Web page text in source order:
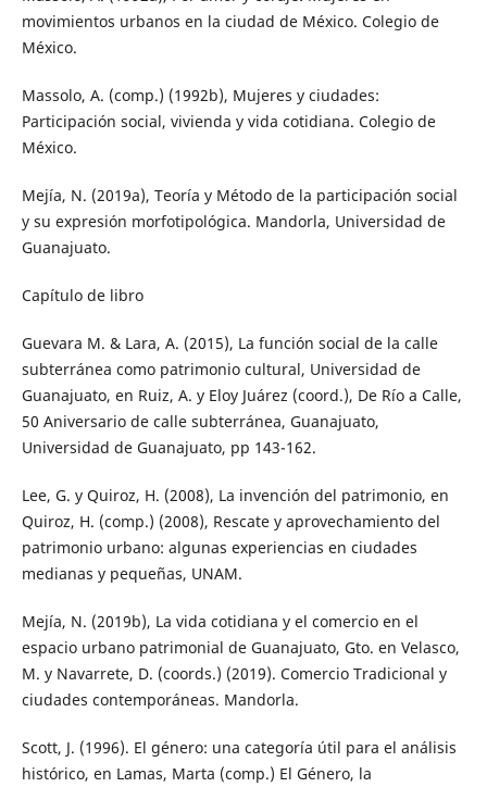
movimientos urbanos en la ciudad de México. Colegio de
México.
Massolo, A. (comp.) (1992b), Mujeres y ciudades:
Participación social, vivienda y vida cotidiana. Colegio de
México.
Mejía, N. (2019a), Teoría y Método de la participación social
y su expresión morfotipológica. Mandorla, Universidad de
Guanajuato.
Capítulo de libro
Guevara M. & Lara, A. (2015), La función social de la calle
subterránea como patrimonio cultural, Universidad de
Guanajuato, en Ruiz, A. y Eloy Juárez (coord.), De Río a Calle,
50 Aniversario de calle subterránea, Guanajuato,
Universidad de Guanajuato, pp 143-162.
Lee, G. y Quiroz, H. (2008), La invención del patrimonio, en
Quiroz, H. (comp.) (2008), Rescate y aprovechamiento del
patrimonio urbano: algunas experiencias en ciudades
medianas y pequeñas, UNAM.
Mejía, N. (2019b), La vida cotidiana y el comercio en el
espacio urbano patrimonial de Guanajuato, Gto. en Velasco,
M. y Navarrete, D. (coords.) (2019). Comercio Tradicional y
ciudades contemporáneas. Mandorla.
Scott, J. (1996). El género: una categoría útil para el análisis
histórico, en Lamas, Marta (comp.) El Género, la